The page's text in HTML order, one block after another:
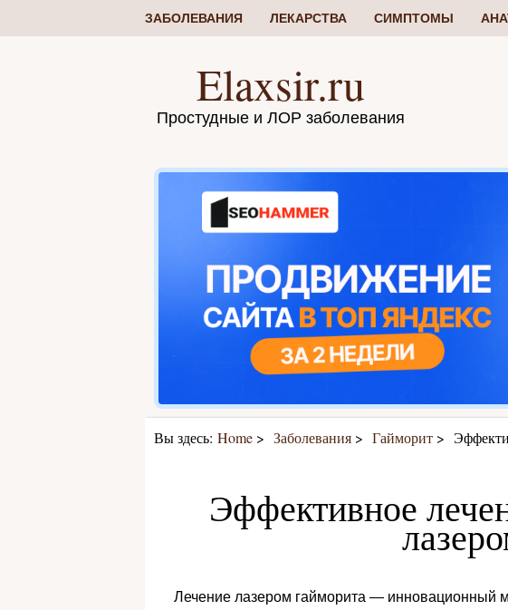
ЗАБОЛЕВАНИЯ ЛЕКАРСТВА СИМПТОМЫ
Elaxsir.ru
Простудные и ЛОР заболевания
Вы здесь: Home Заболевания Гайморит
Эффективное
Лечение лазером гайморита — инновационный